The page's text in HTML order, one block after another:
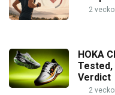
2
HOKA
Tested,
Verdict
2